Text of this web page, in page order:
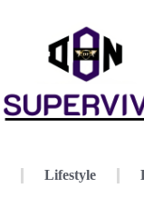
Lifestyle